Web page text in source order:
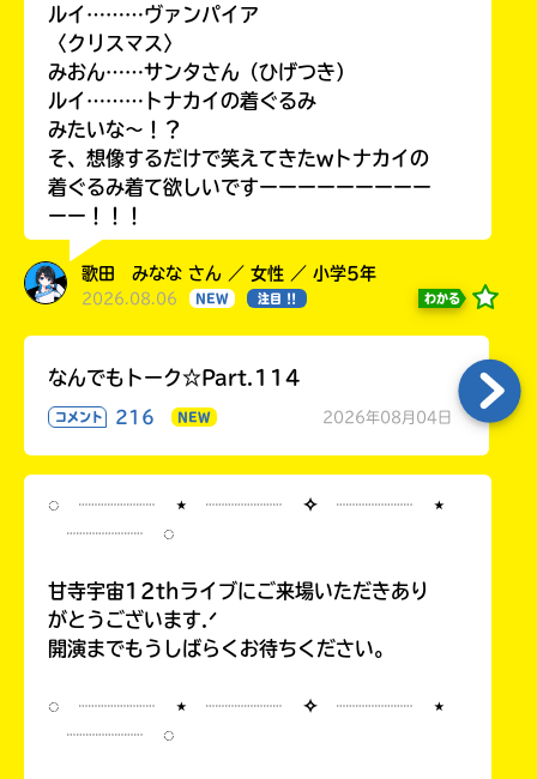
ルイ………ヴァンパイア
〈クリスマス〉
みおん……サンタさん（ひげつき）
ルイ………トナカイの着ぐるみ
みたいな〜！？
そ、想像するだけで笑えてきたwトナカイの
着ぐるみ着て欲しいですーーーーーーーーー
ーー！！！
歌田 みなな さん ／ 女性 ／ 小学5年
2026.08.06 NEW 注目 !! わかる
なんでもトーク☆Part.114
コメント 216 NEW 2026年08月04日
◌ ┈┈┈┈ ⋆ ┈┈┈┈ ✧ ┈┈┈┈ ⋆
┈┈┈┈ ◌
甘寺宇宙12thライブにご来場いただきあり
がとうございます.ᐟ
開演までもうしばらくお待ちください。
◌ ┈┈┈┈ ⋆ ┈┈┈┈ ✧ ┈┈┈┈ ⋆
┈┈┈┈ ◌